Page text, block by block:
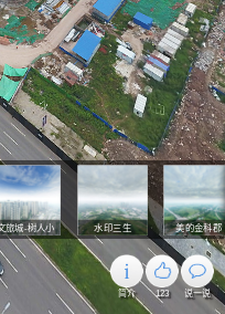
简介 123 说一说
旅城-树人小
学
水印三生 美的金科郡